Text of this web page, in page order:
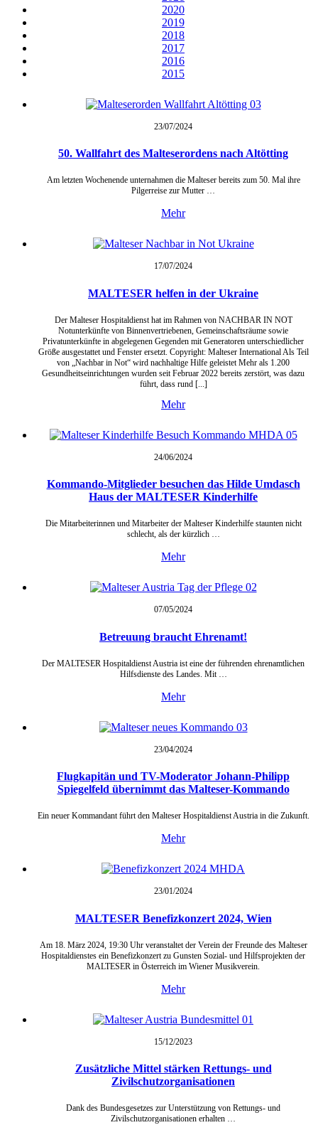
2020
2019
2018
2017
2016
2015
23/07/2024
50. Wallfahrt des Malteserordens nach Altötting
Am letzten Wochenende unternahmen die Malteser bereits zum 50. Mal ihre
Pilgerreise zur Mutter …
Mehr
17/07/2024
MALTESER helfen in der Ukraine
Der Malteser Hospitaldienst hat im Rahmen von NACHBAR IN NOT
Notunterkünfte von Binnenvertriebenen, Gemeinschaftsräume sowie
Privatunterkünfte in abgelegenen Gegenden mit Generatoren unterschiedlicher
Größe ausgestattet und Fenster ersetzt. Copyright: Malteser International Als Teil
von „Nachbar in Not“ wird nachhaltige Hilfe geleistet Mehr als 1.200
Gesundheitseinrichtungen wurden seit Februar 2022 bereits zerstört, was dazu
führt, dass rund [...]
Mehr
24/06/2024
Kommando-Mitglieder besuchen das Hilde Umdasch
Haus der MALTESER Kinderhilfe
Die Mitarbeiterinnen und Mitarbeiter der Malteser Kinderhilfe staunten nicht
schlecht, als der kürzlich …
Mehr
07/05/2024
Betreuung braucht Ehrenamt!
Der MALTESER Hospitaldienst Austria ist eine der führenden ehrenamtlichen
Hilfsdienste des Landes. Mit …
Mehr
23/04/2024
Flugkapitän und TV-Moderator Johann-Philipp
Spiegelfeld übernimmt das Malteser-Kommando
Ein neuer Kommandant führt den Malteser Hospitaldienst Austria in die Zukunft.
Mehr
23/01/2024
MALTESER Benefizkonzert 2024, Wien
Am 18. März 2024, 19:30 Uhr veranstaltet der Verein der Freunde des Malteser
Hospitaldienstes ein Benefizkonzert zu Gunsten Sozial- und Hilfsprojekten der
MALTESER in Österreich im Wiener Musikverein.
Mehr
15/12/2023
Zusätzliche Mittel stärken Rettungs- und
Zivilschutzorganisationen
Dank des Bundesgesetzes zur Unterstützung von Rettungs- und
Zivilschutzorganisationen erhalten …